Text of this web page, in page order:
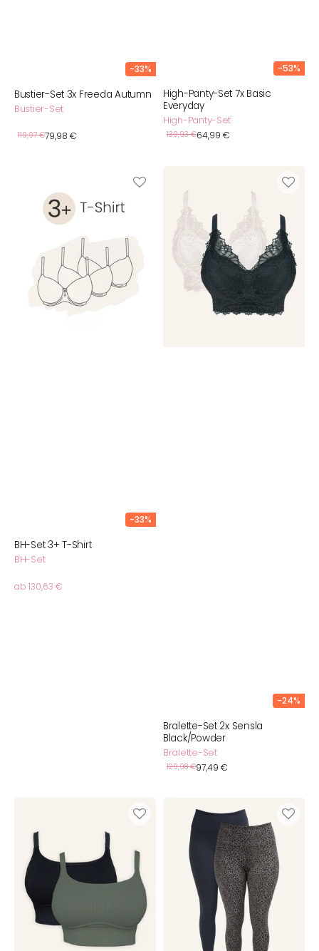
-33%
Bustier-Set 3x Freeda Autumn
Bustier-Set
Normaler
119,97 €
Verkaufspreis
79,98 €
-53%
High-Panty-Set 7x Basic
Everyday
High-Panty-Set
Normaler
139,93 €
Verkaufspreis
64,99 €
-33%
BH-Set 3+ T-Shirt
BH-Set
Normaler
ab 130,63 €
Sensla
Black/Powder
-24%
Bralette-Set 2x Sensla
Black/Powder
Bralette-Set
Normaler
129,98 €
Verkaufspreis
97,49 €
Freeda
Black/Olive
Black/Leo